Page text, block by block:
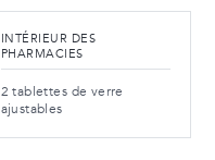
INTÉRIEUR DES
PHARMACIES
2 tablettes de verre
ajustables